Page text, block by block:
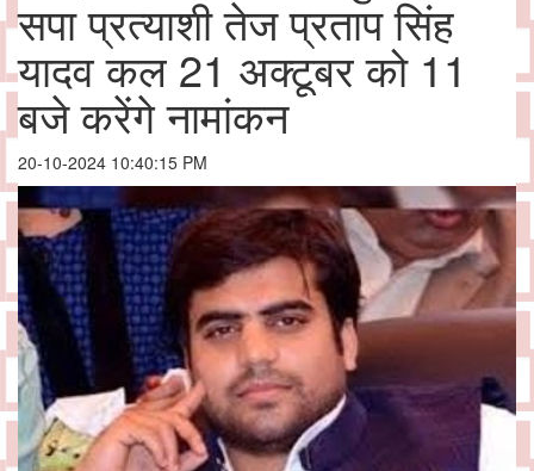
सपा प्रत्याशी तेज प्रताप सिंह
यादव कल 21 अक्टूबर को 11
बजे करेंगे नामांकन
20-10-2024 10:40:15 PM